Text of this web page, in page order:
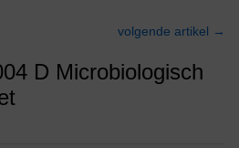
volgende artikel →
D Microbiologisch